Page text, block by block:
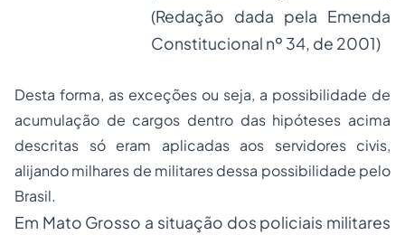
(Redação dada pela Emenda
Constitucional nº 34, de 2001)
Desta forma, as exceções ou seja, a possibilidade de
acumulação de cargos dentro das hipóteses acima
descritas só eram aplicadas aos servidores civis,
alijando milhares de militares dessa possibilidade pelo
Brasil.
Em Mato Grosso a situação dos policiais militares